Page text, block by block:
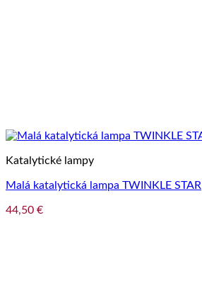
Katalytické lampy
Malá katalytická lampa TWINKLE STAR
44,50 €